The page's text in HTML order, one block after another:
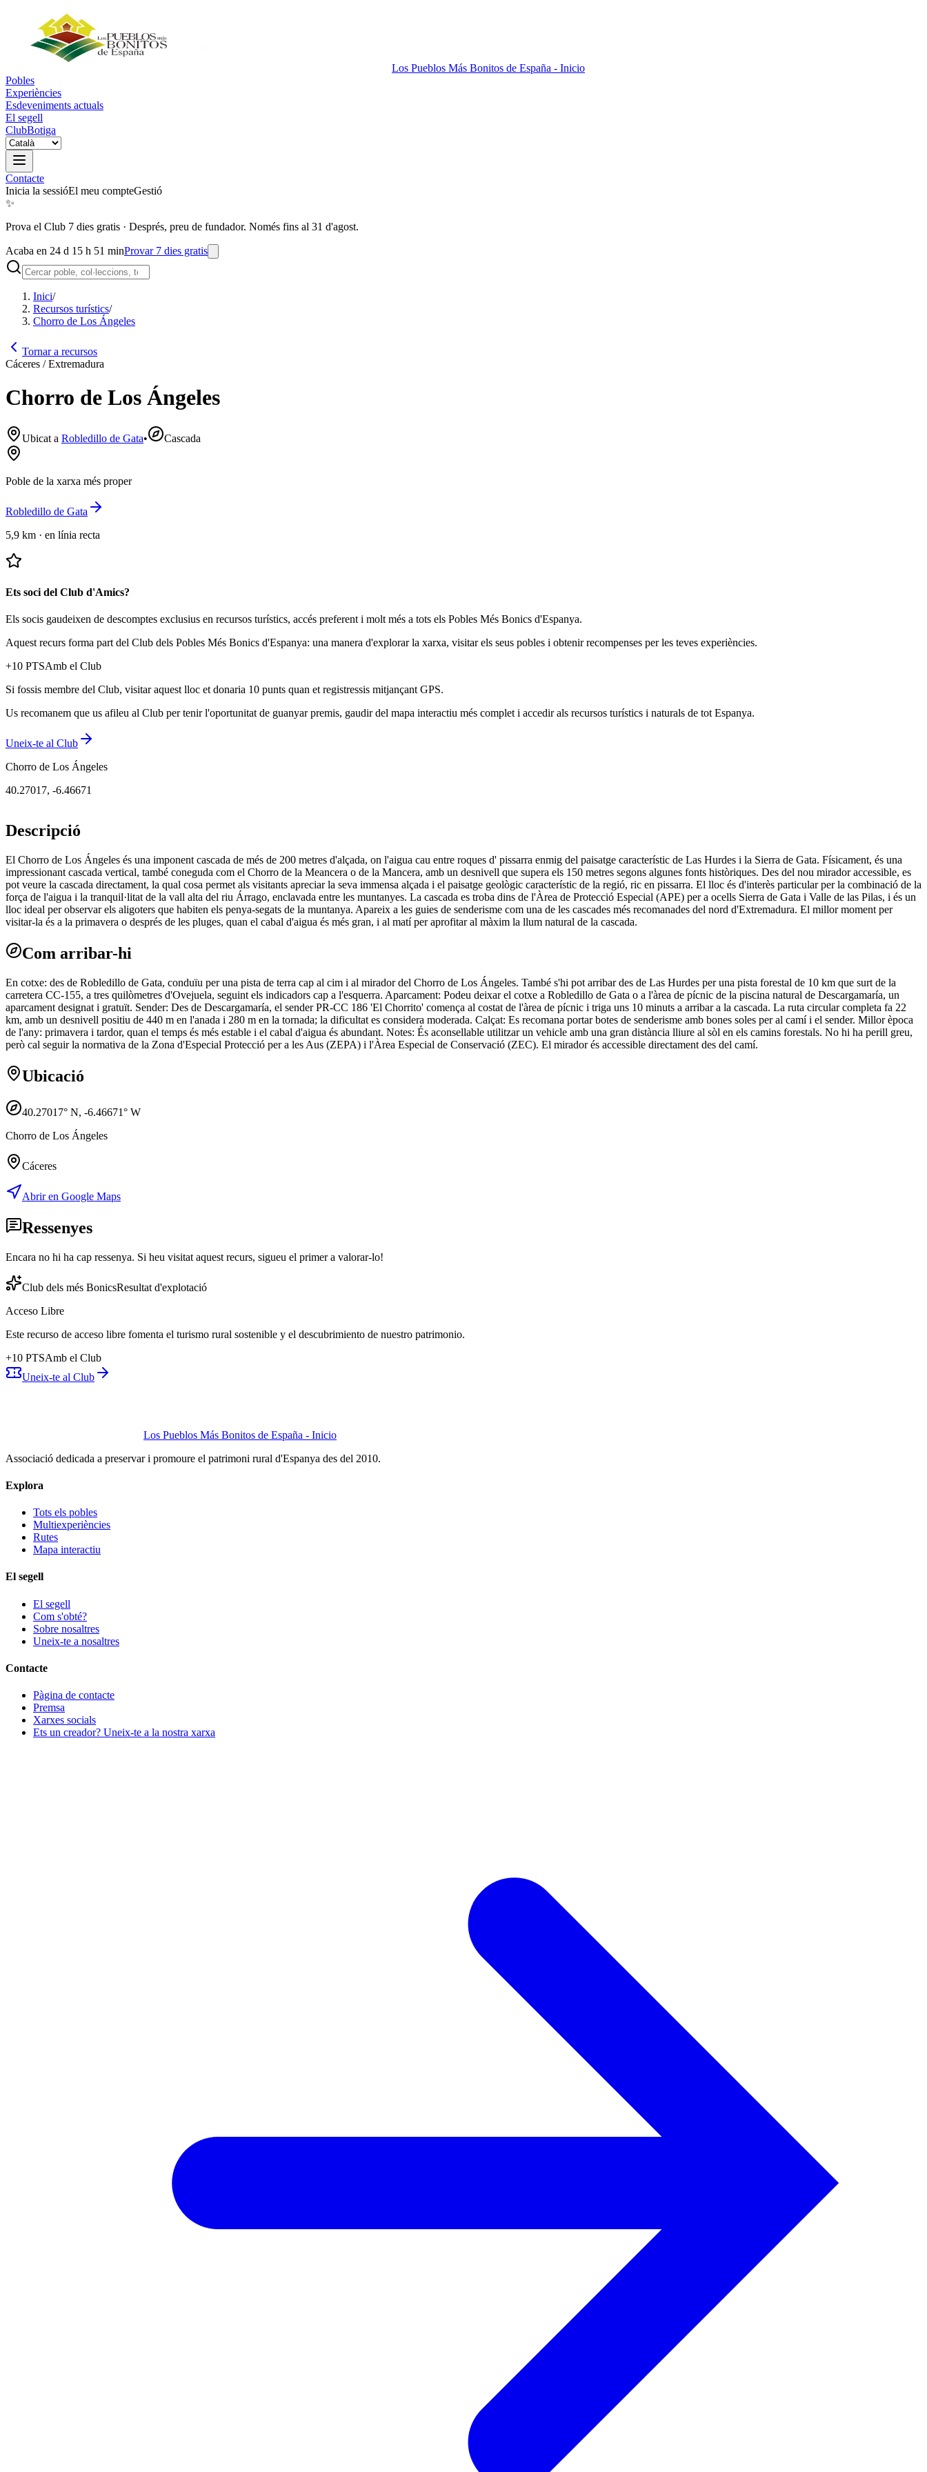
Los Pueblos Más Bonitos de España - Inicio
Pobles
Experiències
Esdeveniments actuals
El segell
ClubBotiga
Contacte
Inicia la sessióEl meu compteGestió
✨
Prova el Club 7 dies gratis · Després, preu de fundador. Només fins al 31 d'agost.
Acaba en 24 d 15 h 51 minProvar 7 dies gratis
Inici/
Recursos turístics/
Chorro de Los Ángeles
Tornar a recursos
Cáceres / Extremadura
Chorro de Los Ángeles
Ubicat a Robledillo de Gata• Cascada
Poble de la xarxa més proper
Robledillo de Gata
5,9 km · en línia recta
Ets soci del Club d'Amics?
Els socis gaudeixen de descomptes exclusius en recursos turístics, accés preferent i molt més a tots els Pobles Més Bonics d'Espanya.
Aquest recurs forma part del Club dels Pobles Més Bonics d'Espanya: una manera d'explorar la xarxa, visitar els seus pobles i obtenir recompenses per les teves experiències.
+10 PTSAmb el Club
Si fossis membre del Club, visitar aquest lloc et donaria 10 punts quan et registressis mitjançant GPS.
Us recomanem que us afileu al Club per tenir l'oportunitat de guanyar premis, gaudir del mapa interactiu més complet i accedir als recursos turístics i naturals de tot Espanya.
Uneix-te al Club
Chorro de Los Ángeles
40.27017, -6.46671
Descripció
El Chorro de Los Ángeles és una imponent cascada de més de 200 metres d'alçada, on l'aigua cau entre roques d' pissarra enmig del paisatge característic de Las Hurdes i la Sierra de Gata. Físicament, és una
impressionant cascada vertical, també coneguda com el Chorro de la Meancera o de la Mancera, amb un desnivell que supera els 150 metres segons algunes fonts històriques. Des del nou mirador accessible, es
pot veure la cascada directament, la qual cosa permet als visitants apreciar la seva immensa alçada i el paisatge geològic característic de la regió, ric en pissarra. El lloc és d'interès particular per la combinació de la
força de l'aigua i la tranquil·litat de la vall alta del riu Árrago, enclavada entre les muntanyes. La cascada es troba dins de l'Àrea de Protecció Especial (APE) per a ocells Sierra de Gata i Valle de las Pilas, i és un
lloc ideal per observar els aligoters que habiten els penya-segats de la muntanya. Apareix a les guies de senderisme com una de les cascades més recomanades del nord d'Extremadura. El millor moment per
visitar-la és a la primavera o després de les pluges, quan el cabal d'aigua és més gran, i al matí per aprofitar al màxim la llum natural de la cascada.
Com arribar-hi
En cotxe: des de Robledillo de Gata, conduïu per una pista de terra cap al cim i al mirador del Chorro de Los Ángeles. També s'hi pot arribar des de Las Hurdes per una pista forestal de 10 km que surt de la
carretera CC-155, a tres quilòmetres d'Ovejuela, seguint els indicadors cap a l'esquerra. Aparcament: Podeu deixar el cotxe a Robledillo de Gata o a l'àrea de pícnic de la piscina natural de Descargamaría, un
aparcament designat i gratuït. Sender: Des de Descargamaría, el sender PR-CC 186 'El Chorrito' comença al costat de l'àrea de pícnic i triga uns 10 minuts a arribar a la cascada. La ruta circular completa fa 22
km, amb un desnivell positiu de 440 m en l'anada i 280 m en la tornada; la dificultat es considera moderada. Calçat: Es recomana portar botes de senderisme amb bones soles per al camí i el sender. Millor època
de l'any: primavera i tardor, quan el temps és més estable i el cabal d'aigua és abundant. Notes: És aconsellable utilitzar un vehicle amb una gran distància lliure al sòl en els camins forestals. No hi ha perill greu,
però cal seguir la normativa de la Zona d'Especial Protecció per a les Aus (ZEPA) i l'Àrea Especial de Conservació (ZEC). El mirador és accessible directament des del camí.
Ubicació
40.27017° N, -6.46671° W
Chorro de Los Ángeles
Cáceres
Abrir en Google Maps
Ressenyes
Encara no hi ha cap ressenya. Si heu visitat aquest recurs, sigueu el primer a valorar-lo!
Club dels més BonicsResultat d'explotació
Acceso Libre
Este recurso de acceso libre fomenta el turismo rural sostenible y el descubrimiento de nuestro patrimonio.
+10 PTSAmb el Club
Uneix-te al Club
Los Pueblos Más Bonitos de España - Inicio
Associació dedicada a preservar i promoure el patrimoni rural d'Espanya des del 2010.
Explora
Tots els pobles
Multiexperiències
Rutes
Mapa interactiu
El segell
El segell
Com s'obté?
Sobre nosaltres
Uneix-te a nosaltres
Contacte
Pàgina de contacte
Premsa
Xarxes socials
Ets un creador? Uneix-te a la nostra xarxa